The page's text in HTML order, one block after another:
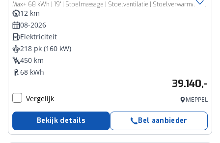
Max+ 68 kWh | 19" | Stoelmassage | Stoelventilatie | Stoelverwarming | 360 Camera | Warmtepomp | Flyme audio | Panoramisch schuifdak | Elektrische bedienbare achterklep |
12 km
08-2026
Elektriciteit
218 pk (160 kW)
450 km
68 kWh
39.140,-
Vergelijk MEPPEL
Bekijk details Bel aanbieder